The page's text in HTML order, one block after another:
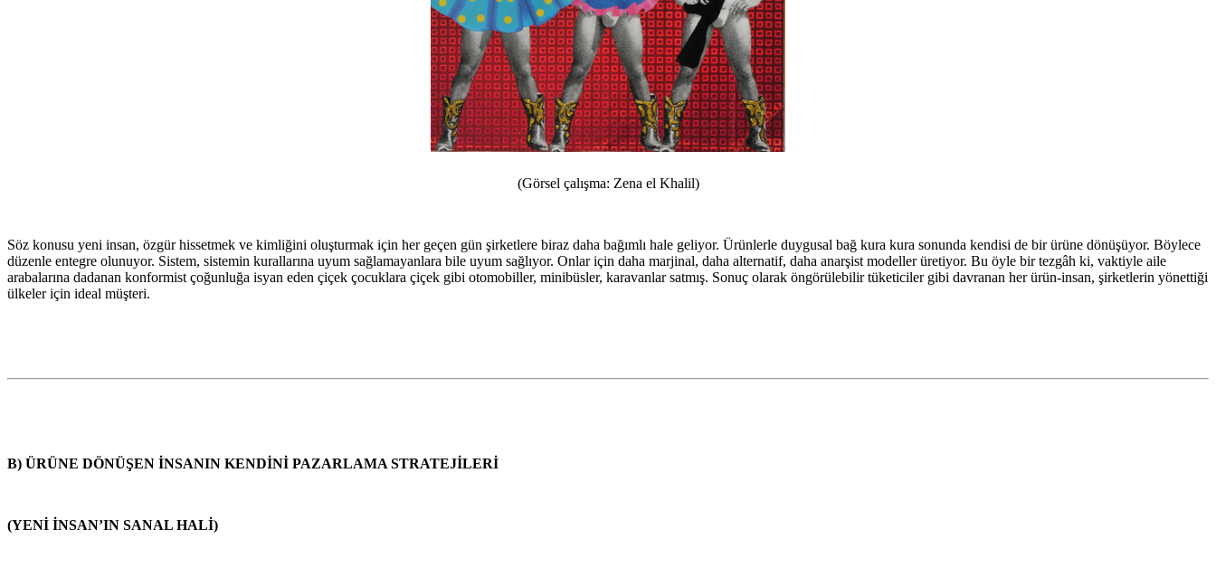
(Görsel çalışma: Zena el Khalil)
Söz konusu yeni insan, özgür hissetmek ve kimliğini oluşturmak için her geçen gün şirketlere biraz daha bağımlı hale geliyor. Ürünlerle duygusal bağ kura kura sonunda kendisi de bir ürüne dönüşüyor. Böylece
düzenle entegre olunuyor. Sistem, sistemin kurallarına uyum sağlamayanlara bile uyum sağlıyor. Onlar için daha marjinal, daha alternatif, daha anarşist modeller üretiyor. Bu öyle bir tezgâh ki, vaktiyle aile
arabalarına dadanan konformist çoğunluğa isyan eden çiçek çocuklara çiçek gibi otomobiller, minibüsler, karavanlar satmış. Sonuç olarak öngörülebilir tüketiciler gibi davranan her ürün-insan, şirketlerin yönettiği
ülkeler için ideal müşteri.
B) ÜRÜNE DÖNÜŞEN İNSANIN KENDİNİ PAZARLAMA STRATEJİLERİ
(YENİ İNSAN’IN SANAL HALİ)